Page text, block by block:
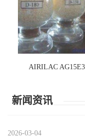
AIRILAC
新闻资讯
2026-03-04